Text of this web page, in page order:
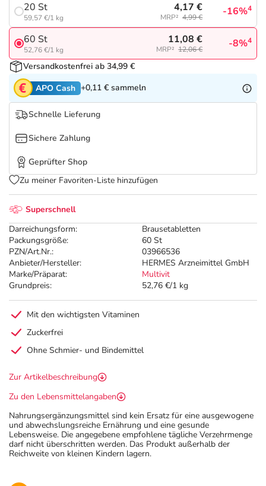
Tierapotheke
Vitamine & Mineralstoffe
Marken
Salus Deals
Superschnell
Darreichungsform:
Brausetabletten
Packungsgröße:
60 St
PZN/Art.Nr.:
03966536
Anbieter/Hersteller:
HERMES Arzneimittel GmbH
Marke/Präparat:
Multivit
Grundpreis:
52,76 €/1 kg
20 St
59,57 €/1 kg
4,17 €
MRP² 4,99 € -16%4
60 St
52,76 €/1 kg
11,08 €
MRP² 12,06 € -8%4
Versandkostenfrei ab 34,99 €
APO Cash +0,11 € sammeln
Schnelle Lieferung
Sichere Zahlung
Geprüfter Shop
Zu meiner Favoriten-Liste hinzufügen
Mit den wichtigsten Vitaminen
Zuckerfrei
Ohne Schmier- und Bindemittel
Zur Artikelbeschreibung
Zu den Lebensmittelangaben
Nahrungsergänzungsmittel sind kein Ersatz für eine ausgewogene
und abwechslungsreiche Ernährung und eine gesunde
Lebensweise. Die angegebene empfohlene tägliche Verzehrmenge
darf nicht überschritten werden. Das Produkt außerhalb der
Reichweite von kleinen Kindern lagern.